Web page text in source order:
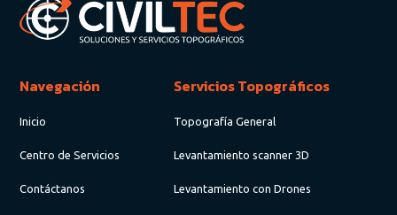
Navegación
Inicio
Centro de Servicios
Contáctanos
Servicios Topográficos
Topografía General
Levantamiento scanner 3D
Levantamiento con Drones